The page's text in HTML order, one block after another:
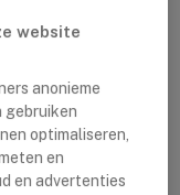
website
anonieme
gebruiken
optimaliseren,
en
en advertenties